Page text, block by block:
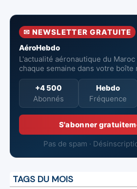
✉ NEWSLETTER GRATUITE
AéroHebdo
L'actualité aéronautique du
chaque semaine dans votre boîte
+4 500
Abonnés
Hebdo
Fréquence
S'abonner
Pas de spam ·
TAGS DU MOIS